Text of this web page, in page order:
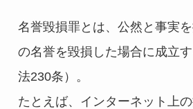
名誉毀損罪とは、公然と事実
の名誉を毀損した場合に成立
法230条）。
たとえば、インターネット上